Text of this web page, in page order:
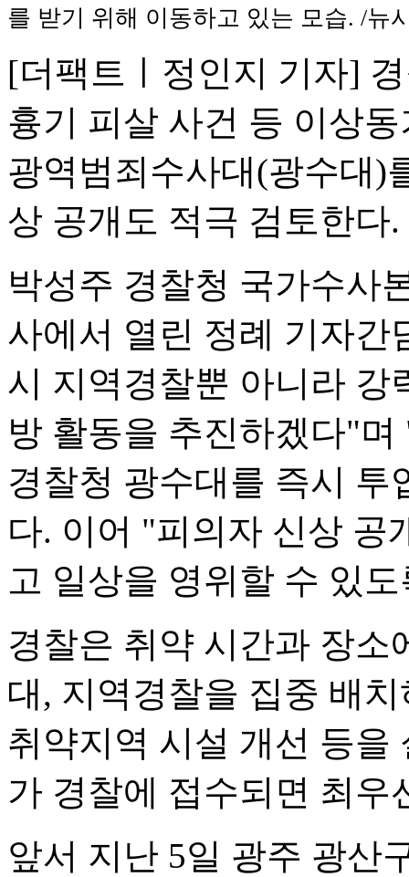
를 받기 위해 이동하고 있는 모습. /뉴
[더팩트ㅣ정인지 기자]
흉기 피살 사건 등 이상
광역범죄수사대(광수대)
상 공개도 적극 검토한다.
박성주 경찰청 국가수사
사에서 열린 정례 기자간
시 지역경찰뿐 아니라 강
방 활동을 추진하겠다"
경찰청 광수대를 즉시
다. 이어 "피의자 신상 공
고 일상을 영위할 수 있
경찰은 취약 시간과 장
대, 지역경찰을 집중 배
취약지역 시설 개선 등을
가 경찰에 접수되면 최우
앞서 지난 5일 광주 광산